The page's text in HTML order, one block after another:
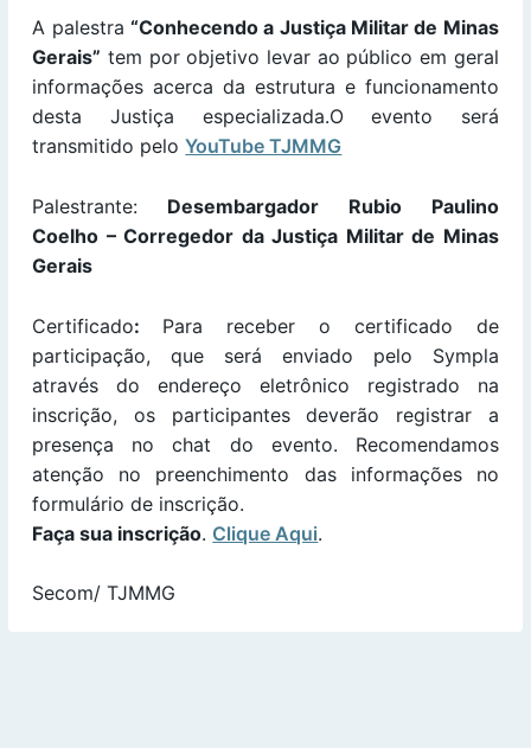
A palestra“Conhecendo a Justiça Militar de Minas
Gerais” tem por objetivo levar ao público em geral
informações acerca da estrutura e funcionamento
desta Justiça especializada.O evento será
transmitido peloYouTube TJMMG
Palestrante:
Desembargador Rubio Paulino
Coelho – Corregedor da Justiça Militar de Minas
Gerais
Certificado: Para receber o certificado de
participação, que será enviado pelo Sympla
através do endereço eletrônico registrado na
inscrição, os participantes deverão registrar a
presença no chat do evento. Recomendamos
atenção no preenchimento das informações no
formulário de inscrição.
Faça sua inscrição. Clique Aqui.
Secom/ TJMMG